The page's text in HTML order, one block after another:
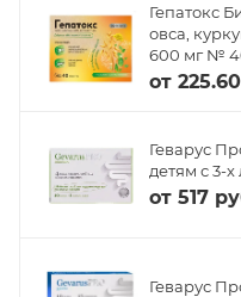
Гепатокс
овса,
600 мг №
от
Геварус
детям с 3-
от 517
Геварус